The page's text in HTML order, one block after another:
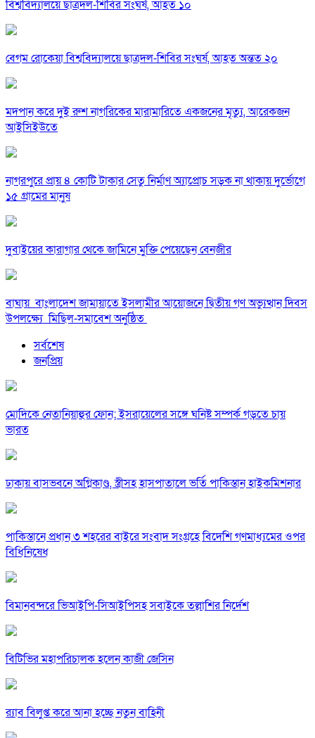
বিশ্ববিদ্যালয়ে ছাত্রদল-শিবির সংঘর্ষ, আহত ১০
বেগম রোকেয়া বিশ্ববিদ্যালয়ে ছাত্রদল-শিবির সংঘর্ষ, আহত অন্তত ২০
মদপান করে দুই রুশ নাগরিকের মারামারিতে একজনের মৃত্যু, আরেকজন
আইসিইউতে
নাগরপুরে প্রায় ৪ কোটি টাকার সেতু নির্মাণ অ্যাপ্রোচ সড়ক না থাকায় দুর্ভোগে
১৫ গ্রামের মানুষ
দুবাইয়ের কারাগার থেকে জামিনে মুক্তি পেয়েছেন বেনজীর
বাঘায় বাংলাদেশ জামায়াতে ইসলামীর আয়োজনে দ্বিতীয় গণ অভ্যুত্থান দিবস
উপলক্ষ্যে মিছিল-সমাবেশ অনুষ্ঠিত
সর্বশেষ
জনপ্রিয়
মোদিকে নেতানিয়াহুর ফোন; ইসরায়েলের সঙ্গে ঘনিষ্ট সম্পর্ক গড়তে চায়
ভারত
ঢাকায় বাসভবনে অগ্নিকাণ্ড, স্ত্রীসহ হাসপাতালে ভর্তি পাকিস্তান হাইকমিশনার
পাকিস্তানে প্রধান ৩ শহরের বাইরে সংবাদ সংগ্রহে বিদেশি গণমাধ্যমের ওপর
বিধিনিষেধ
বিমানবন্দরে ভিআইপি-সিআইপিসহ সবাইকে তল্লাশির নির্দেশ
বিটিভির মহাপরিচালক হলেন কাজী জেসিন
র‍্যাব বিলুপ্ত করে আনা হচ্ছে নতুন বাহিনী